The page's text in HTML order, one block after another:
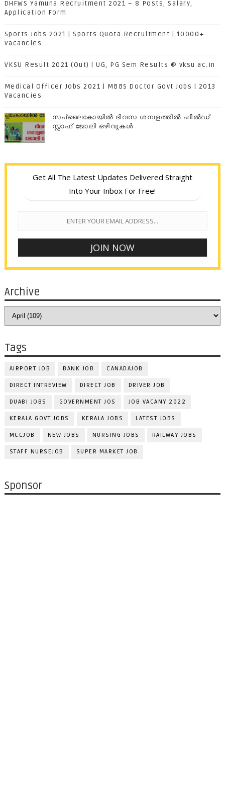
DHFWS Yamuna Recruitment 2021 – 8 Posts, Salary,
Application Form
Sports Jobs 2021 | Sports Quota Recruitment | 10000+
Vacancies
VKSU Result 2021 (Out) | UG, PG Sem Results @ vksu.ac.in
Medical Officer Jobs 2021 | MBBS Doctor Govt Jobs | 2013
Vacancies
സപ്ലൈകോയില്‍ ദിവസ ശമ്പളത്തിൽ ഫീല്‍ഡ്
സ്റ്റാഫ് ജോലി ഒഴിവുകൾ
Get All The Latest Updates Delivered Straight
Into Your Inbox For Free!
Archive
Tags
AIRPORT JOB BANK JOB CANADAJOB
DIRECT INTREVIEW DIRECT JOB DRIVER JOB
DUABI JOBS GOVERNMENT JOS JOB VACANY 2022
KERALA GOVT JOBS KERALA JOBS LATEST JOBS
MCCJOB NEW JOBS NURSING JOBS RAILWAY JOBS
STAFF NURSEJOB SUPER MARKET JOB
Sponsor